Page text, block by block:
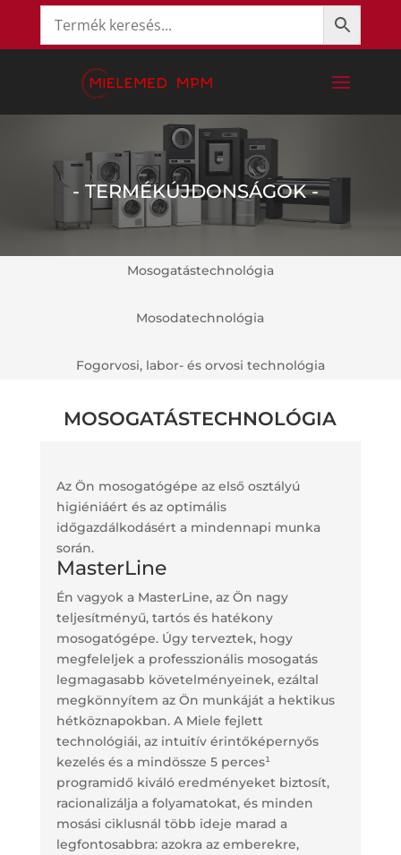
- TERMÉKÚJDONSÁGOK -
Mosogatástechnológia
Mosodatechnológia
Fogorvosi, labor- és orvosi technológia
MOSOGATÁSTECHNOLÓGIA
Az Ön mosogatógépe az első osztályú
higiéniáért és az optimális
időgazdálkodásért a mindennapi munka
során.
MasterLine
Én vagyok a MasterLine, az Ön nagy
teljesítményű, tartós és hatékony
mosogatógépe. Úgy terveztek, hogy
megfeleljek a professzionális mosogatás
legmagasabb követelményeinek, ezáltal
megkönnyítem az Ön munkáját a hektikus
hétköznapokban. A Miele fejlett
technológiái, az intuitív érintőképernyős
kezelés és a mindössze 5 perces¹
programidő kiváló eredményeket biztosít,
racionalizálja a folyamatokat, és minden
mosási ciklusnál több ideje marad a
legfontosabbra: azokra az emberekre,